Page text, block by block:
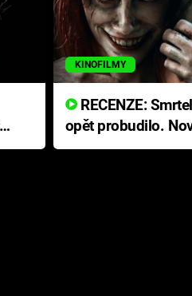
KINOFILMY
RECENZE: Smrtelné zlo se
opět probudilo.
přichází s